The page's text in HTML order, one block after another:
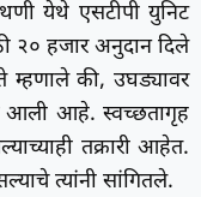
येथे एसटीपी युनिट
२० हजार अनुदान दिले
की, उघड्यावर
आली आहे. स्वच्छतागृह
तक्रारी आहेत.
त्यांनी सांगितले.